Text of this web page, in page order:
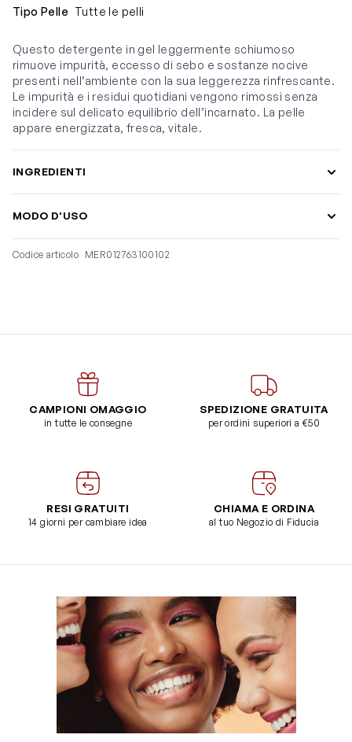
Tipo Pelle Tutte le pelli
Questo detergente in gel leggermente schiumoso
rimuove impurità, eccesso di sebo e sostanze nocive
presenti nell’ambiente con la sua leggerezza rinfrescante.
Le impurità e i residui quotidiani vengono rimossi senza
incidere sul delicato equilibrio dell’incarnato. La pelle
appare energizzata, fresca, vitale.
INGREDIENTI
MODO D'USO
Codice articolo MER012763100102
CAMPIONI OMAGGIO
in tutte le consegne
SPEDIZIONE GRATUITA
per ordini superiori a €50
RESI GRATUITI
14 giorni per cambiare idea
CHIAMA E ORDINA
al tuo Negozio di Fiducia